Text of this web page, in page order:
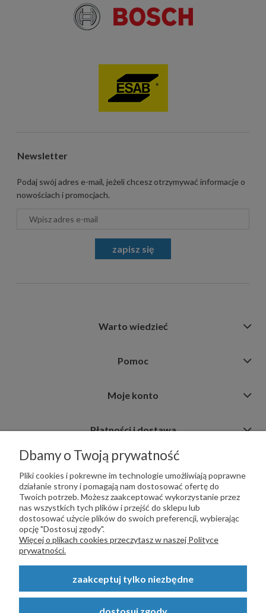
Newsletter
Podaj swój adres e-mail, jeżeli chcesz otrzymywać informacje o
nowościach i promocjach.
zapisz się
Warto wiedzieć
Pomoc
Moje konto
Płatności i dostawa
Informacje
PŁATNOŚCI OBSŁUGUJE:
Copyright © 2023STALSKLEP.PL- Akcesoria do bram i ogrodzeń -
Dbamy o Twoją prywatność
Pliki cookies i pokrewne im technologie umożliwiają poprawne
działanie strony i pomagają nam dostosować ofertę do
Twoich potrzeb. Możesz zaakceptować wykorzystanie przez
nas wszystkich tych plików i przejść do sklepu lub
dostosować użycie plików do swoich preferencji, wybierając
opcję "Dostosuj zgody".
Więcej o plikach cookies przeczytasz w naszej Polityce
prywatności.
zaakceptuj tylko niezbędne
dostosuj zgody